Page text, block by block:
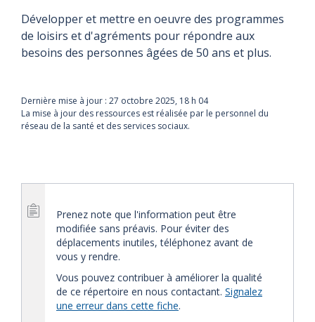
Développer et mettre en oeuvre des programmes
de loisirs et d'agréments pour répondre aux
besoins des personnes âgées de 50 ans et plus.
Dernière mise à jour : 27 octobre 2025, 18 h 04
La mise à jour des ressources est réalisée par le personnel du
réseau de la santé et des services sociaux.
Prenez note que l'information peut être
modifiée sans préavis. Pour éviter des
déplacements inutiles, téléphonez avant de
vous y rendre.
Vous pouvez contribuer à améliorer la qualité
de ce répertoire en nous contactant. Signalez
une erreur dans cette fiche.